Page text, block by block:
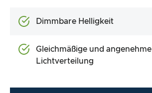
Dimmbare Helligkeit
Gleichmäßige und angenehme
Lichtverteilung